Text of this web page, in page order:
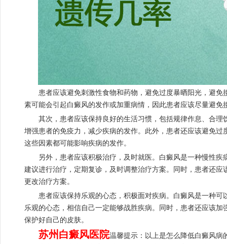
患者应该避免刺激性食物和药物，避免过度暴晒阳光，避免
素可能会引起白癜风的发作或加重病情，因此患者应该尽量避免
其次，患者应该保持良好的生活习惯，包括规律作息、合理
增强患者的免疫力，减少疾病的发作。此外，患者还应该避免过
这些因素都可能影响疾病的发作。
另外，患者应该积极治疗，及时就医。白癜风是一种慢性疾
建议进行治疗，定期复诊，及时调整治疗方案。同时，患者还应
更改治疗方案。
患者应该保持乐观的心态，积极面对疾病。白癜风是一种可
乐观的心态，相信自己一定能够战胜疾病。同时，患者还应该
保护好自己的皮肤。
苏州白癜风医院温馨提示：以上是怎么降低白癜风病